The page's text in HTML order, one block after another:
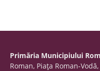
Primăria Municipiului
Roman, Piaţa Roman-